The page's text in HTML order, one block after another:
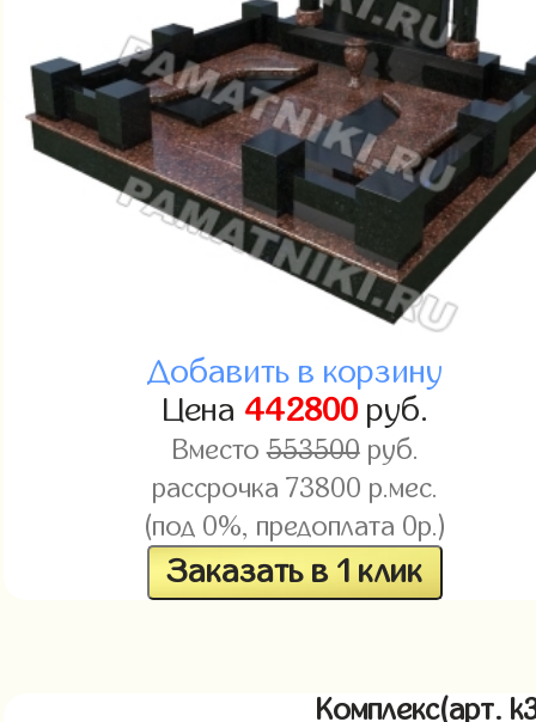
Добавить в корзину
Цена 442800руб.
Вместо553500руб.
рассрочка 73800 р.мес.
(под 0%, предоплата 0р.)
Заказать в 1 клик
Комплекс(арт.